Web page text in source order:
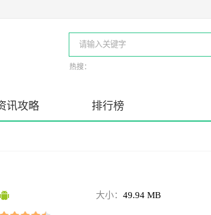
热搜：
讯攻略 排行榜
大小： 49.94 MB